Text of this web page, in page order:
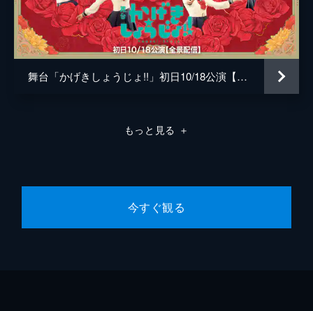
舞台「かげきしょうじょ!!」初日10/18公演【全景配信】
もっと見る ＋
今すぐ観る